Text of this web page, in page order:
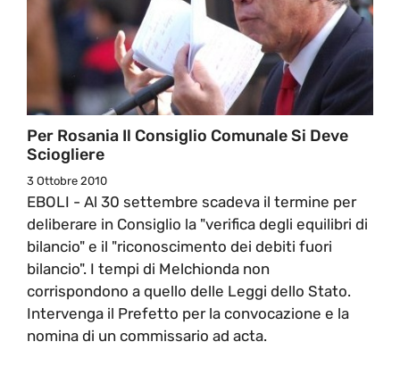
Per Rosania Il Consiglio Comunale Si Deve
Sciogliere
3 Ottobre 2010
EBOLI - Al 30 settembre scadeva il termine per
deliberare in Consiglio la "verifica degli equilibri di
bilancio" e il "riconoscimento dei debiti fuori
bilancio". I tempi di Melchionda non
corrispondono a quello delle Leggi dello Stato.
Intervenga il Prefetto per la convocazione e la
nomina di un commissario ad acta.